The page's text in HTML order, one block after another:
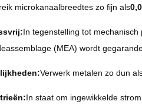
microkanaalbreedtes zo fijn als
In tegenstelling tot
(MEA) wordt
Verwerk metalen zo dun
In staat om ingewikkelde